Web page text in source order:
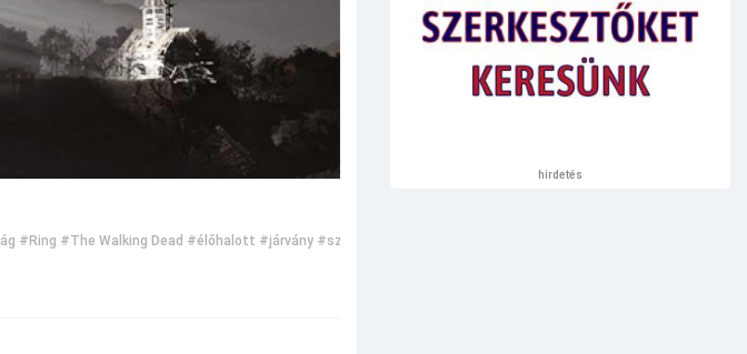
#Ring #The Walking Dead #élőhalott #járvány #szellem
hirdetés